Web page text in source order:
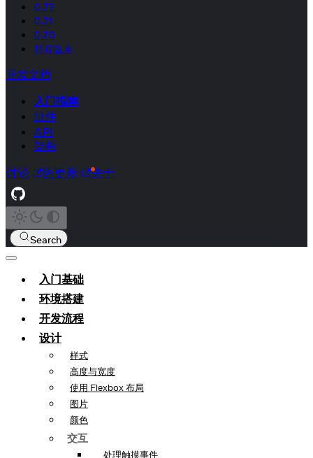
0.72
0.71
0.70
所有版本
开发文档
入门指南
组件
API
架构
讨论 热更新 关于
Search
入门基础
环境搭建
开发流程
设计
样式
高度与宽度
使用 Flexbox 布局
图片
颜色
交互
处理触摸事件